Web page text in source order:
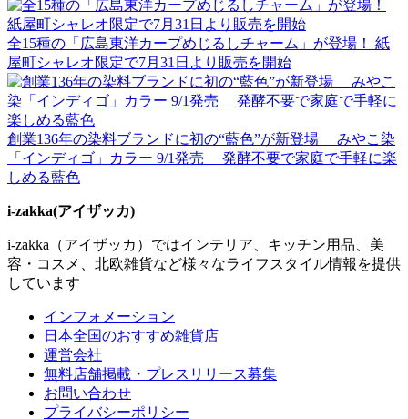
全15種の「広島東洋カープめじるしチャーム」が登場！ 紙
屋町シャレオ限定で7月31日より販売を開始
創業136年の染料ブランドに初の“藍色”が新登場 みやこ染
「インディゴ」カラー 9/1発売 発酵不要で家庭で手軽に楽
しめる藍色
i-zakka(アイザッカ)
i-zakka（アイザッカ）ではインテリア、キッチン用品、美
容・コスメ、北欧雑貨など様々なライフスタイル情報を提供
しています
インフォメーション
日本全国のおすすめ雑貨店
運営会社
無料店舗掲載・プレスリリース募集
お問い合わせ
プライバシーポリシー